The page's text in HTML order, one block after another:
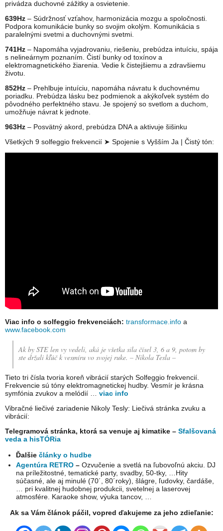
privádza duchovné zážitky a osvietenie.
639Hz – Súdržnosť vzťahov, harmonizácia mozgu a spoločnosti.
Podpora komunikácie bunky so svojim okolým. Komunikácia s
paralelnými svetmi a duchovnými svetmi.
741Hz – Napomáha vyjadrovaniu, riešeniu, prebúdza intuíciu, spája
s nelineárnym poznaním. Čistí bunky od toxínov a
elektromagnetického žiarenia. Vedie k čistejšiemu a zdravšiemu
životu.
852Hz – Prehlbuje intuíciu, napomáha návratu k duchovnému
poriadku. Prebúdza lásku bez podmienok a akýkoľvek systém do
pôvodného perfektného stavu. Je spojený so svetlom a duchom,
umožňuje návrat k jednote.
963Hz – Posvätný akord, prebúdza DNA a aktivuje šišinku
Všetkých 9 solfeggio frekvencií ➤ Spojenie s Vyšším Ja | Čistý tón:
Viac info o solfeggio frekvenciách: transformace.info a
www.facebook.com
Ak by STE len vy vedeli, aká je všetka sila čísel 3, 6 a 9, potom by
ste držali kľúč k vesmíru vo svojej ruke. – Nikola Tesla –
Tieto tri čísla tvoria koreň vibrácií starých Solfeggio frekvencií.
Frekvencie sú tóny elektromagnetickej hudby. Vesmír je krásna
symfónia zvukov a melódií … viac info
Vibračné liečivé zariadenie Nikoly Tesly: Liečivá stránka zvuku a
vibrácií:
Telegramová stránka, ktorá sa venuje aj kimatike – Sfalšovaná
veda a hisTÓRia
Ďalšiečlánky o hudbe
Agentúra RETRO –Ozvučenie a svetlá na ľubovoľnú akciu. DJ
na príležitostné, tematické party, svadby, 50-tky, …Hity
súčasné, ale aj minulé (70´, 80´roky), šlágre, ľudovky, čardáše,
… pri kvalitnej hudobnej produkcii, svetelnej a laserovej
atmosfére. Karaoke show, výuka tancov, …
Ak sa Vám článok páčil, vopred ďakujeme za jeho zdieľanie: